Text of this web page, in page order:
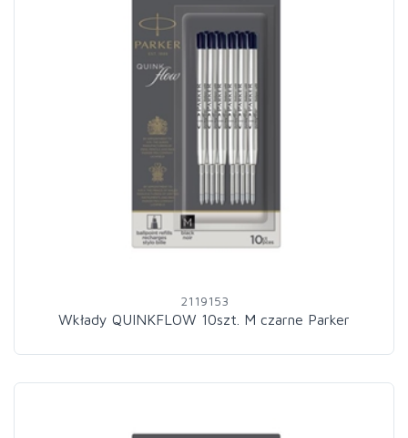
2119153
Wkłady QUINKFLOW 10szt. M czarne Parker